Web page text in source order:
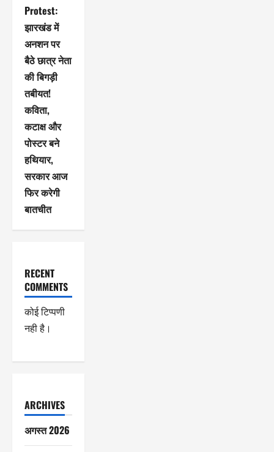
Protest:
झारखंड में
अनशन पर
बैठे छात्र नेता
की बिगड़ी
तबीयत!
कविता,
कटाक्ष और
पोस्टर बने
हथियार,
सरकार आज
फिर करेगी
बातचीत
RECENT
COMMENTS
कोई टिप्पणी
नही है।
ARCHIVES
अगस्त 2026